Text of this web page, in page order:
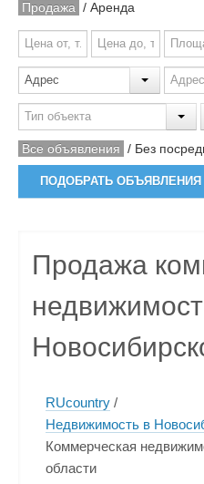
Продажа / Аренда
Все объявления / Без
ПОДОБРАТЬ ОБЪЯВЛЕНИЯ
Продажа
RUcountry /
Недвижимость в
Коммерческая
области